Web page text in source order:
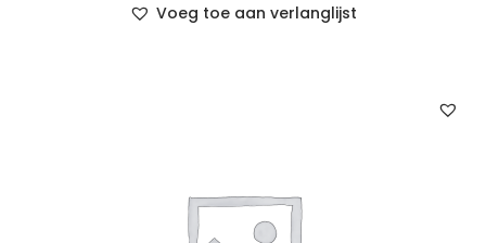
Voeg toe aan verlanglijst